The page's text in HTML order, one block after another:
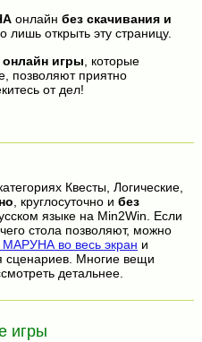
онлайн без скачивания и
лишь открыть эту страницу.
онлайн игры , которые
позволяют приятно
от дел!
Квесты, Логические,
, круглосуточно и без
языке на Min2Win. Если
стола позволяют, можно
во весь экран и
сценариев. Многие вещи
детальнее.
игры